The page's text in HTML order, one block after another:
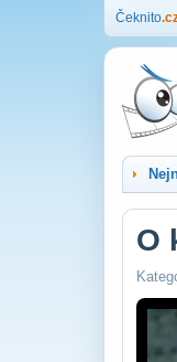
Čeknito
O